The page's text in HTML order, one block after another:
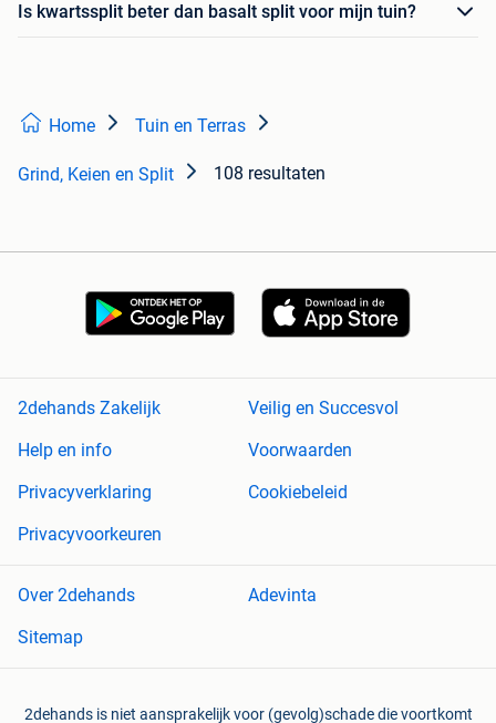
Is kwartssplit beter dan basalt split voor mijn tuin?
Home Tuin en Terras
Grind, Keien en Split 108 resultaten
2dehands Zakelijk
Veilig en Succesvol
Help en info
Voorwaarden
Privacyverklaring
Cookiebeleid
Privacyvoorkeuren
Over 2dehands
Adevinta
Sitemap
2dehands is niet aansprakelijk voor (gevolg)schade die voortkomt